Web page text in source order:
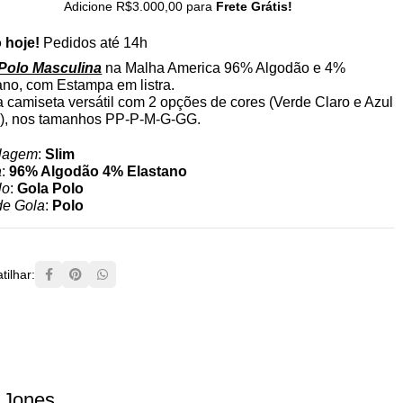
Adicione R$3.000,00 para Frete Grátis!
hoje! Pedidos até 14h
Masculina na Malha America 96% Algodão e 4%
com Estampa em listra.
camiseta versátil com 2 opções de cores (Verde Claro e Azul
nos tamanhos PP-P-M-G-GG.
:Slim
:96% Algodão 4% Elastano
:Gola Polo
Gola: Polo